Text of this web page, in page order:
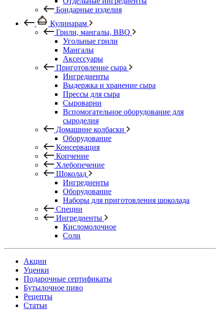
Бондарные изделия
Кулинарам
Грили, мангалы, BBQ
Угольные грили
Мангалы
Аксессуары
Приготовление сыра
Ингредиенты
Выдержка и хранение сыра
Прессы для сыра
Сыроварни
Вспомогательное оборудование для
сыроделия
Домашние колбаски
Оборудование
Консервация
Копчение
Хлебопечение
Шоколад
Ингредиенты
Оборудование
Наборы для приготовления шоколада
Специи
Ингредиенты
Кисломолочное
Соли
Акции
Уценки
Подарочные сертификаты
Бутылочное пиво
Рецепты
Статьи